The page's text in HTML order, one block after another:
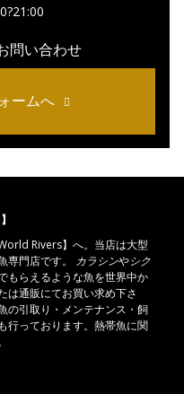
問い合わせ
ームへ
Rivers】へ。当店は大型
専門店です。 カラシンやシク
もらえるような魚を世界中か
は通販にてお買い求め下さ
の引取り・メンテナンス・飼
行っております。熱帯魚に関